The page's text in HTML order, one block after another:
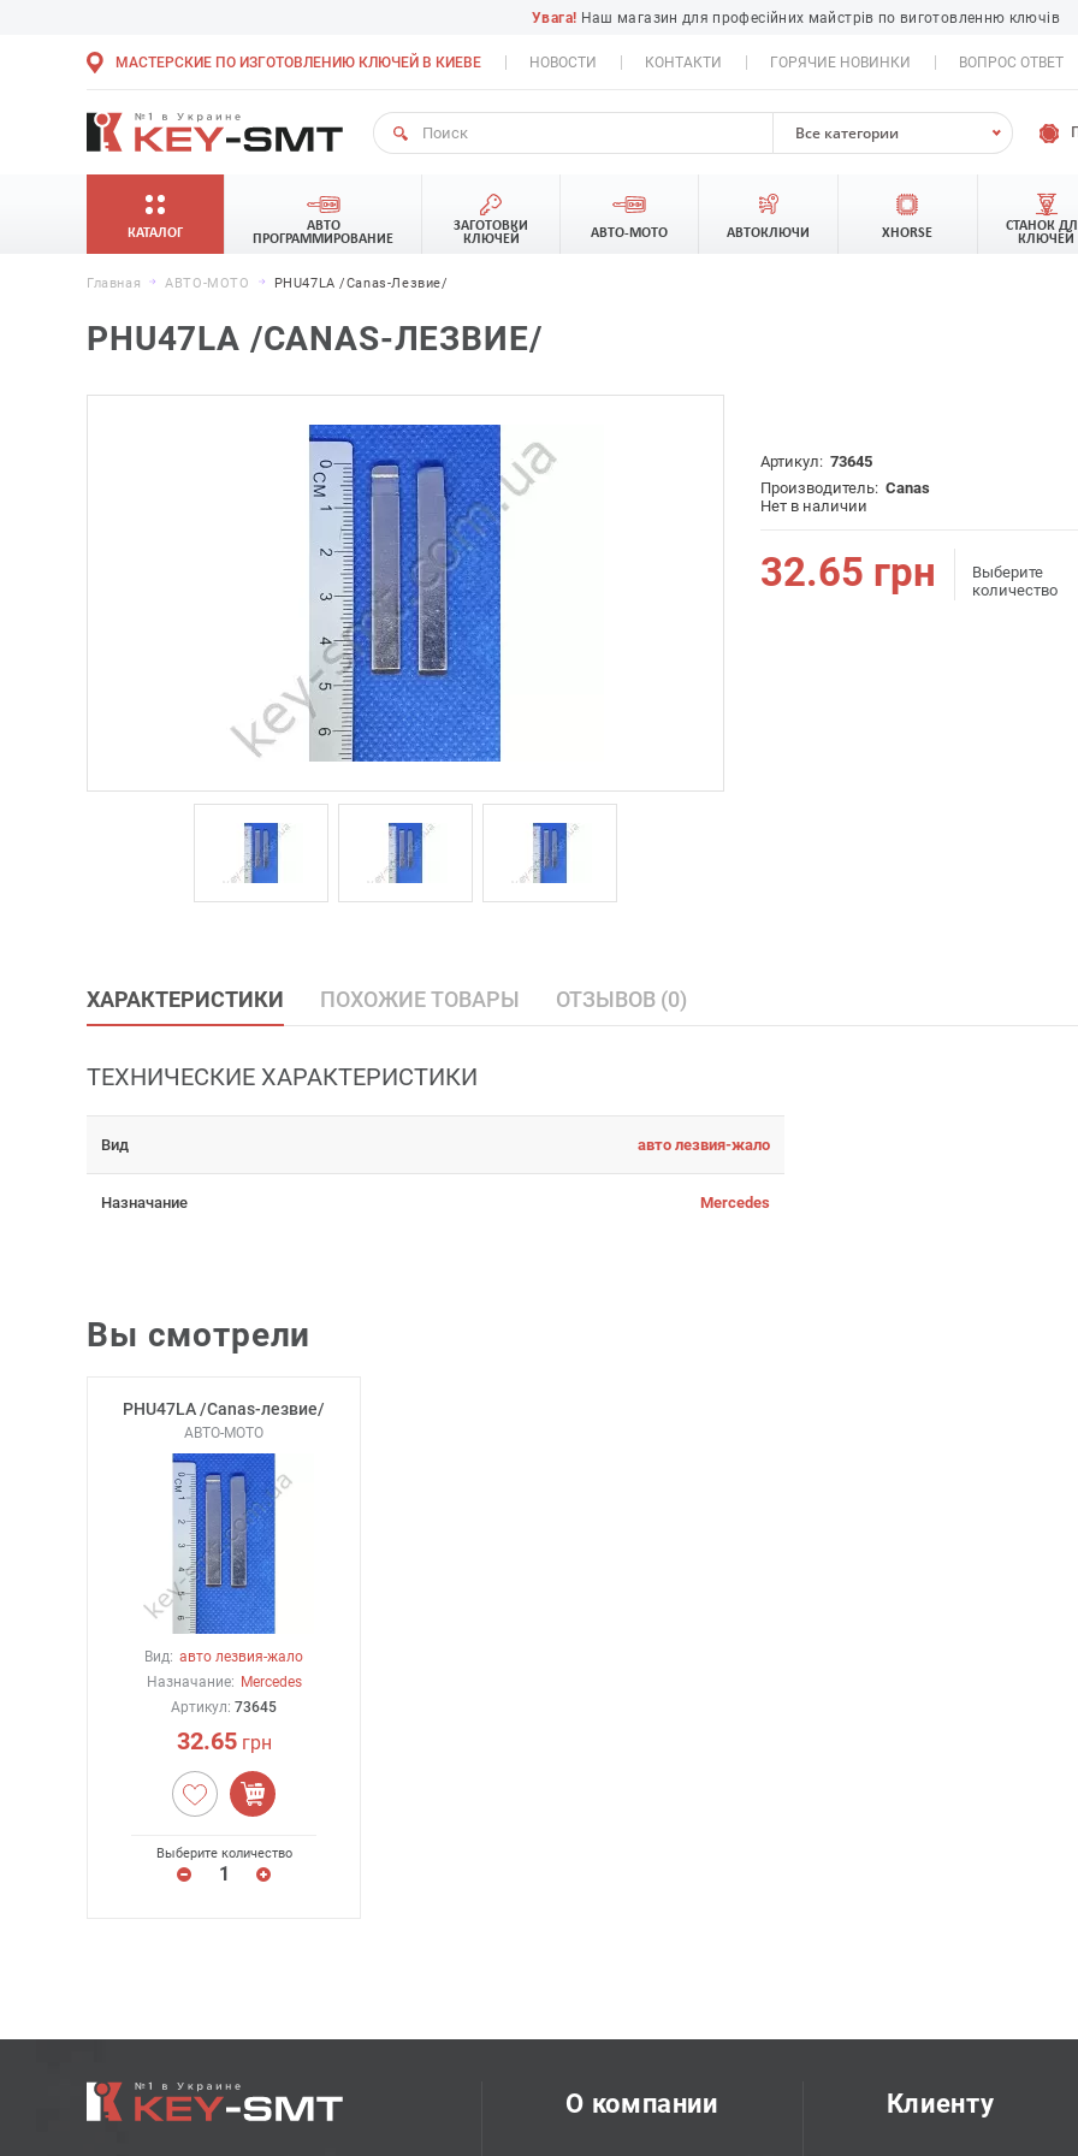
Увага! Наш магазин для професійних майстрів по виготовленню ключів
МАСТЕРСКИЕ ПО ИЗГОТОВЛЕНИЮ КЛЮЧЕЙ В КИЕВЕ НОВОСТИ КОНТАКТИ ГОРЯЧИЕ НОВИНКИ ВОПРОС ОТВЕТ
Все категории
КАТАЛОГ
АВТО
ПРОГРАММИРОВАНИЕ
ЗАГОТОВКИ
КЛЮЧЕЙ
АВТО-МОТО АВТОКЛЮЧИ XHORSE
СТАНОК
КЛЮЧЕЙ
Главная АВТО-МОТО PHU47LA /Canas-Лезвие/
PHU47LA /CANAS-ЛЕЗВИЕ/
Артикул: 73645
Производитель: Canas
Нет в наличии
32.65 грн
Выберите
количество
ХАРАКТЕРИСТИКИ ПОХОЖИЕ ТОВАРЫ ОТЗЫВОВ (0)
ТЕХНИЧЕСКИЕ ХАРАКТЕРИСТИКИ
Вид авто лезвия-жало
Назначание Mercedes
Вы смотрели
PHU47LA /Canas-лезвие/
АВТО-МОТО
Вид: авто лезвия-жало
Назначание: Mercedes
Артикул: 73645
32.65грн
Выберите количество
О компании Клиенту